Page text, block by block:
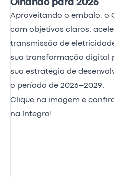
Olhando para 2026
Aproveitando o embalo, o
com objetivos claros:
transmissão de
sua transformação digital
sua estratégia de
o período de 2026–2029.
Clique na imagem e
na íntegra!